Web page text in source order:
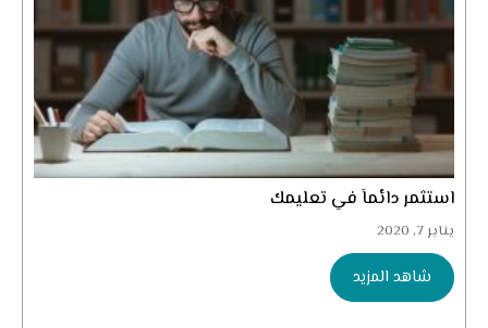
استثمر دائماً في تعليمك
يناير 7, 2020
شاهد المزيد